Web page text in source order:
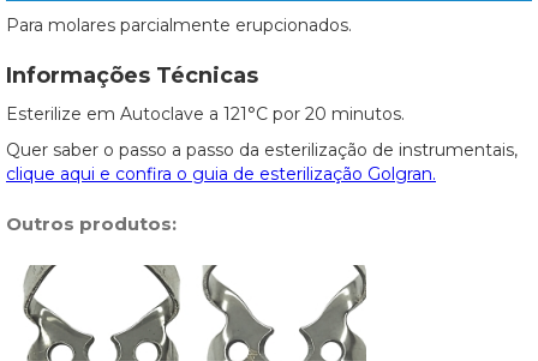
Para molares parcialmente erupcionados.
Informações Técnicas
Esterilize em Autoclave a 121°C por 20 minutos.
Quer saber o passo a passo da esterilização de instrumentais,
clique aqui e confira o guia de esterilização Golgran.
Outros produtos: